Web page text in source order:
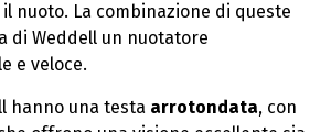
nuoto. La combinazione di queste
di Weddell un nuotatore
e veloce.
hanno una testa arrotondata, con